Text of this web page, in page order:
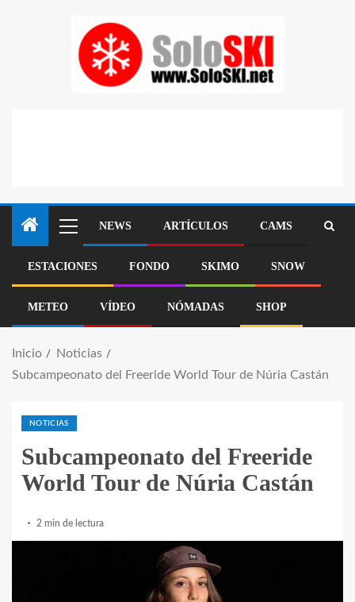
NEWS ARTÍCULOS CAMS
ESTACIONES FONDO SKIMO SNOW
METEO VÍDEO NÓMADAS SHOP
Inicio
Noticias
Subcampeonato del Freeride World Tour de Núria Castán
NOTICIAS
Subcampeonato del Freeride
World Tour de Núria Castán
2 min de lectura